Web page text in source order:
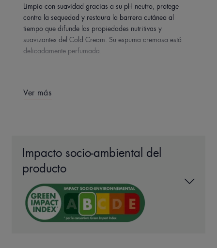
Limpia con suavidad gracias a su pH neutro, protege
contra la sequedad y restaura la barrera cutánea al
tiempo que difunde las propiedades nutritivas y
suavizantes del Cold Cream. Su espuma cremosa está
delicadamente perfumada.
La barra limpiadora
ultraenriquecida ideal para
nutrir la piel seca.
Ver más
Impacto socio-ambiental del
producto